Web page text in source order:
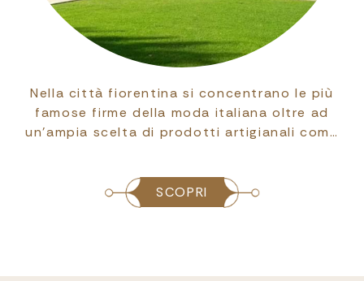
Nella città fiorentina si concentrano le più
famose firme della moda italiana oltre ad
un'ampia scelta di prodotti artigianali com…
SCOPRI